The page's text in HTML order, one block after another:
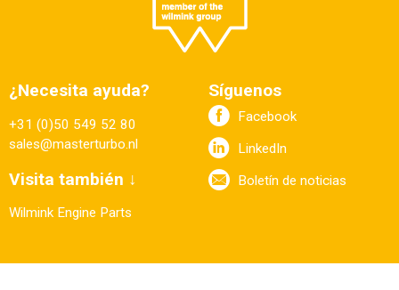
¿Necesita ayuda?
+31 (0)50 549 52 80
sales@masterturbo.nl
Visita también ↓
Wilmink Engine Parts
Síguenos
Facebook
LinkedIn
Boletín de noticias